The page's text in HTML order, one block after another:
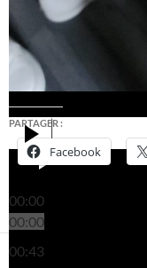
00:00
00:00
00:43
PARTAGER :
Facebook